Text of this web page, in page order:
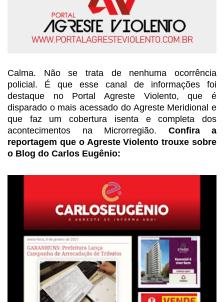
Calma. Não se trata de nenhuma ocorrência
policial. É que esse canal de informações foi
destaque no Portal
Agreste Violento, que é
disparado o mais acessado do Agreste Meridional e
que faz um cobertura isenta e completa dos
acontecimentos na Microrregião. Confira a
reportagem que oAgreste Violento trouxe sobre
o Blog do Carlos Eugênio: